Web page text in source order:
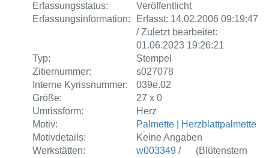
Erfassungsstatus:
Veröffentlicht
Erfassungsinformation:
Erfasst: 14.02.2006 09:19:47
/ Zuletzt bearbeitet:
01.06.2023 19:26:21
Typ:
Stempel
Zitiernummer:
s027078
Interne Kyrissnummer:
039e.02
Größe:
27 x 0
Umrissform:
Herz
Motiv:
Palmette | Herzblattpalmette
Motivdetails:
Keine Angaben
Werkstätten:
w003349 /
(Blütenstern